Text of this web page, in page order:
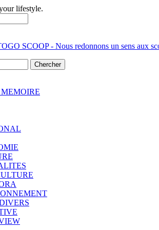
lifestyle.
SCOOP - Nous redonnons un sens aux